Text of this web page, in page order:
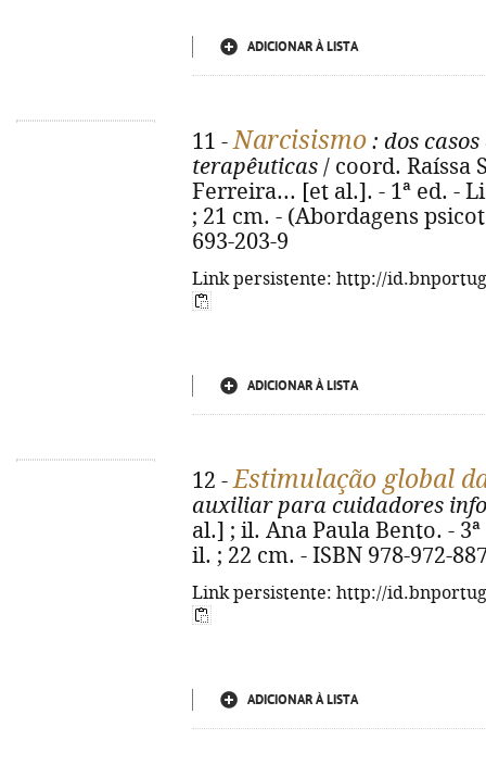
ADICIONAR À LISTA
11 -Narcisismo : dos
terapêuticas / coord. Raíssa
Ferreira... [et al.]. - 1ª ed. -
; 21 cm. - (Abordagens
693-203-9
Link persistente: http://
ADICIONAR À LISTA
12 -Estimulação global
auxiliar para cuidadores
al.] ; il. Ana Paula Bento. -
il. ; 22 cm. - ISBN 978-972-
Link persistente: http://
ADICIONAR À LISTA